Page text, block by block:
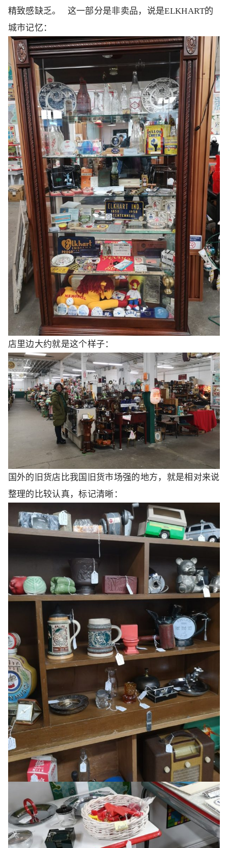
精致感缺乏。 这一部分是非卖品，说是ELKHART的
城市记忆：
店里边大约就是这个样子：
国外的旧货店比我国旧货市场强的地方，就是相对来说
整理的比较认真，标记清晰：